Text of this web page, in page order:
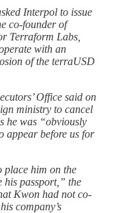
Interpol to issue
co-founder of
Terraform Labs,
with an
of the terraUSD
Office said on
ministry to cancel
he was “obviously
appear before us for
place him on the
his passport,” the
Kwon had not co-
company’s